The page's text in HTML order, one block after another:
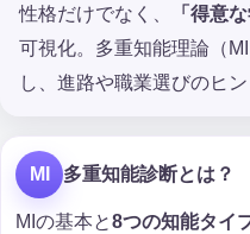
性格だけでなく、 「得意
可視化。多重知能理論（
し、進路や職業選びのヒン
MI 多重知能診断とは？
MIの基本と8つの知能タイ